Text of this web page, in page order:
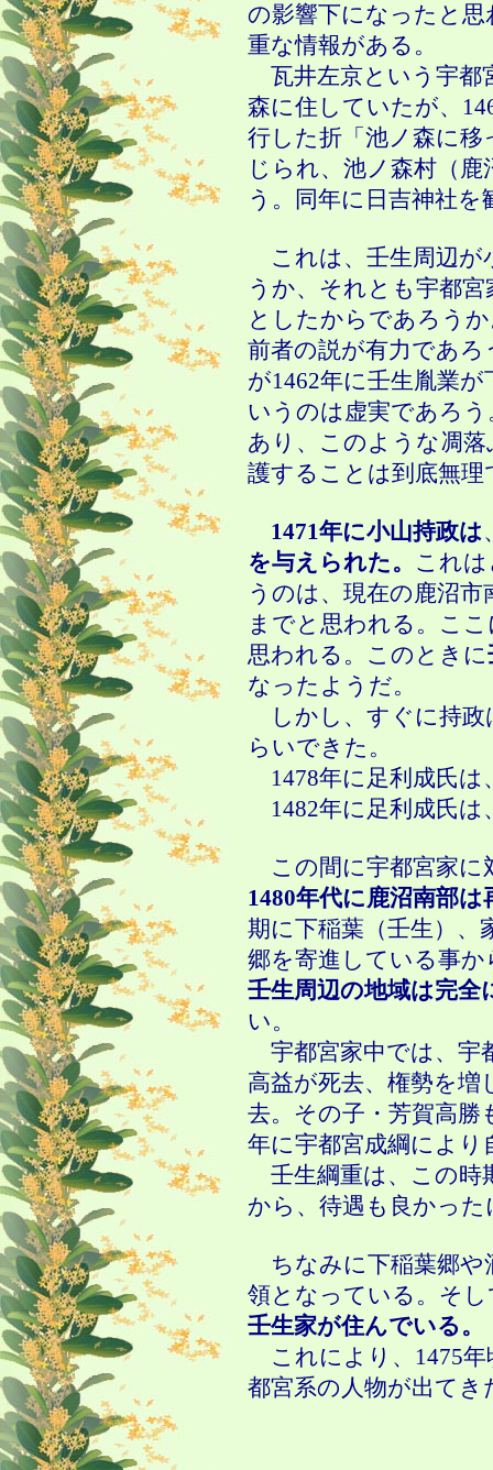
の影響下になったと
重な情報がある。
瓦井左京という宇都
森に住していたが、
行した折「池ノ森に
じられ、池ノ森村（
う。同年に日吉神社
これは、壬生周辺が
うか、それとも宇都
としたからであろう
前者の説が有力であ
が1462年に壬生胤業
いうのは虚実であろ
あり、このような凋
護することは到底無理
1471年に小山持政は
を与えられた。 これ
うのは、現在の鹿沼
までと思われる。こ
思われる。このときに
なったようだ。
しかし、すぐに持政
らいできた。
1478年に足利成氏は
1482年に足利成氏は
この間に宇都宮家に
1480年代に鹿沼南部
期に下稲葉（壬生）、
郷を寄進している事か
壬生周辺の地域は完全
い。
宇都宮家中では、宇
高益が死去、権勢を増
去。その子・芳賀高勝
年に宇都宮成綱によ
壬生綱重は、この時
から、待遇も良かっ
ちなみに下稲葉郷や
領となっている。そし
壬生家が住んでいる。
これにより、1475年
都宮系の人物が出て